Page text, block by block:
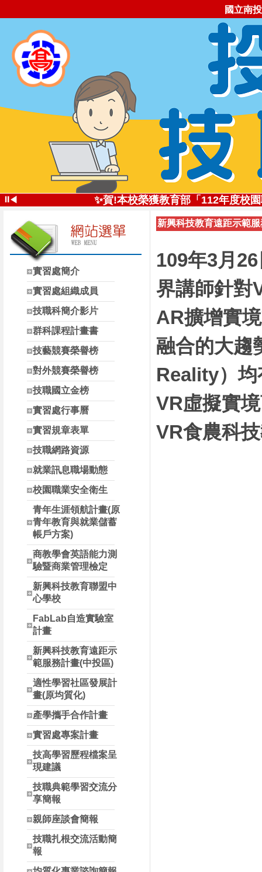
國立南
⏸◀
✨投高技職尚勇!✨113學年全國
✨賀!本校榮獲教育部「112年度校
投高技職讚!113年南投高中
✨五星好評 投高技職✨112學年全
自造實驗室受
南投縣高中職校長參
實習處簡介
實習處組織成員
技職科簡介影片
群科課程計畫書
技藝競賽榮譽榜
對外競賽榮譽榜
技職國立金榜
實習處行事曆
實習規章表單
技職網路資源
就業訊息職場動態
校園職業安全衛生
青年生涯領航計畫(原
青年教育與就業儲蓄
帳戶方案)
商教學會英語能力測
驗暨商業管理檢定
新興科技教育聯盟中
心學校
FabLab自造實驗室
計畫
新興科技教育遠距示
範服務計畫(中投區)
適性學習社區發展計
畫(原均質化)
產學攜手合作計畫
實習處專案計畫
技高學習歷程檔案呈
現建議
技職典範學習交流分
享簡報
親師座談會簡報
技職扎根交流活動簡
報
新興科技教育遠距示範
109年3月
界講師針對
AR擴增實
融合的大趨
Reality）均
VR虛擬實
VR食農科